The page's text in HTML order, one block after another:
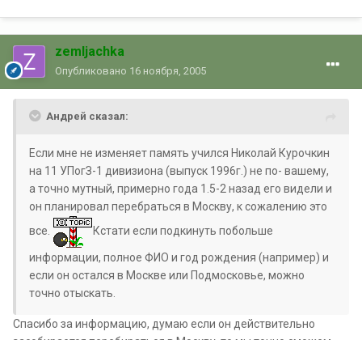
zemljachka
Опубликовано 16 ноября, 2005
Андрей сказал:
Если мне не изменяет память учился Николай Курочкин
на 11 УПогЗ-1 дивизиона (выпуск 1996г.) не по- вашему,
а точно мутный, примерно года 1.5-2 назад его видели и
он планировал перебраться в Москву, к сожалению это
все.
Кстати если подкинуть побольше
информации, полное ФИО и год рождения (например) и
если он остался в Москве или Подмосковье, можно
точно отыскать.
Спасибо за информацию, думаю если он действительно